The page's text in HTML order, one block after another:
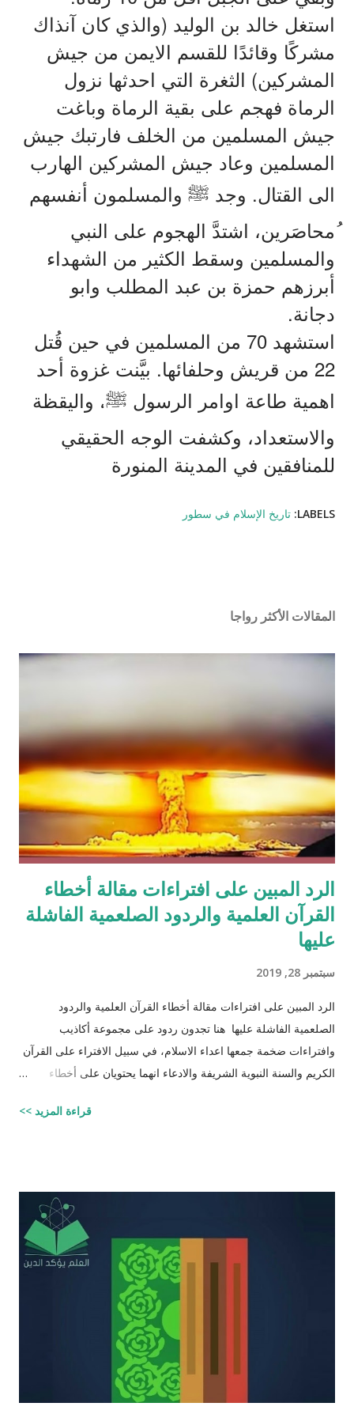
استغل خالد بن الوليد (والذي كان
آنذاك
مشركًا وقائدًا للقسم الايمن من جيش
المشركين) الثغرة التي احدثها نزول
الرماة فهجم على بقية الرماة وباغت
جيش
المسلمين من الخلف فارتبك جيش
المسلمين وعاد جيش المشركين
الهارب
الى
القتال. وجد ﷺ والمسلمون
أنفسهم
ُمحاصَرين،
اشتدَّ الهجوم على
النبي
والمسلمين وسقط الكثير من
الشهداء
أبرزهم حمزة بن عبد المطلب وابو
دجانة.
استشهد من المسلمين في حين قُتل
22 من قريش وحلفائها. بيَّنت غزوة
أحد
اهمية طاعة اوامر الرسول ﷺ، واليقظة
والاستعداد، وكشفت الوجه
الحقيقي
للمنافقين في المدينة المنورة
LABELS: تاريخ الإسلام في سطور
المقالات الأكثر رواجا
الرد المبين على افتراءات مقالة أخطاء
القرآن العلمية والردود الصلعمية الفاشلة
عليها
سبتمبر 28, 2019
الرد المبين على افتراءات مقالة أخطاء القرآن العلمية والردود
الصلعمية الفاشلة عليها هنا تجدون ردود على مجموعة أكاذيب
وافتراءات ضخمة جمعها اعداء الاسلام، في سبيل الافتراء على القرآن
الكريم والسنة النبوية الشريفة والادعاء انهما يحتويان على أخطاء
والردود الصلعمية الفاشلة عليها " وقد أبقيت على كل افتراء واتبعته
الافتراء : 1 - زوجيّة الأشياء في القرآن : مِنْ كُلِّ شَيْءٍ خَلَقْنَا زَوْجَيْنِ
لَعَلَّكُمْ تَذَكَّرُونَ / الذاريات : 49 وَمِنْ كُلِّ الثَّمَرَاتِ جَعَلَ فِيهَا زَوْجَيْنِ
اثْنَيْنِ / الرعد : 3 حَتَّى إِذَا جَاءَ أَمْرُنَا وَفَارَ التَّنُّورُ قُلْنَا احْمِلْ فِيهَا مِنْ كُلٍّ
زَوْجَيْنِ اثْنَيْنِ / هود : 11 و اذا طبقنا هذه الآبات وجدنا فيها شيئاً من
قراءة المزيد >>